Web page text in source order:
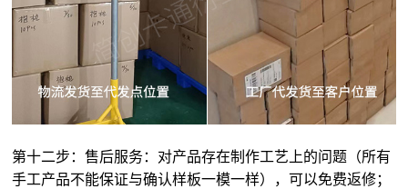
第十二步：售后服务：对产品存在制作工艺上的问题（所有
手工产品不能保证与确认样板一模一样），可以免费返修；